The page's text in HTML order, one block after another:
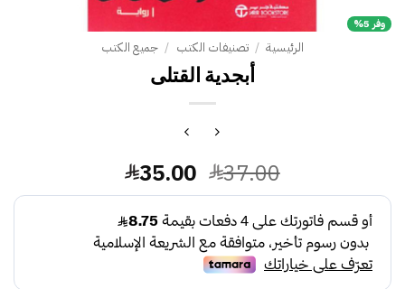
وفر 5%
الرئيسية / تصنيفات الكتب / جميع الكتب
37.00 السعر
الأصلي
هو:
37.00.
35.00 السعر
الحالي
هو:
35.00.